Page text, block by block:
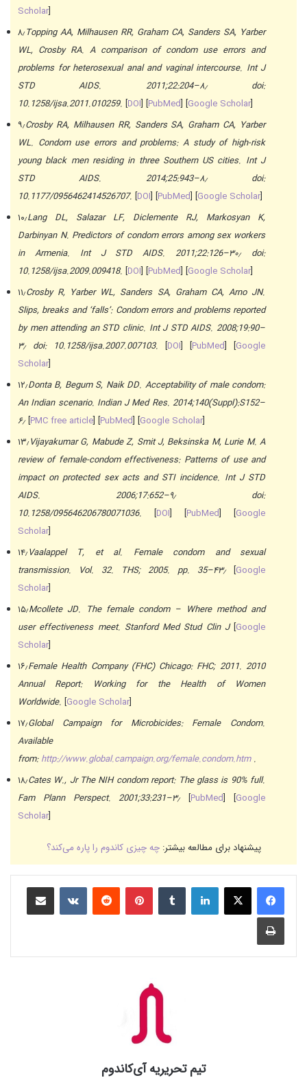
Scholar]
۸٫Topping AA, Milhausen RR, Graham CA, Sanders SA, Yarber
WL, Crosby RA. A comparison of condom use errors and
problems for heterosexual anal and vaginal intercourse. Int J
STD AIDS. 2011;22:204–۸٫ doi:
10.1258/ijsa.2011.010259. [DOI] [PubMed] [Google Scholar]
۹٫Crosby RA, Milhausen RR, Sanders SA, Graham CA, Yarber
WL. Condom use errors and problems: A study of high-risk
young black men residing in three Southern US cities. Int J
STD AIDS. 2014;25:943–۸٫ doi:
10.1177/0956462414526707. [DOI] [PubMed] [Google Scholar]
۱۰٫Lang DL, Salazar LF, Diclemente RJ, Markosyan K,
Darbinyan N. Predictors of condom errors among sex workers
in Armenia. Int J STD AIDS. 2011;22:126–۳۰٫ doi:
10.1258/ijsa.2009.009418. [DOI] [PubMed] [Google Scholar]
۱۱٫Crosby R, Yarber WL, Sanders SA, Graham CA, Arno JN.
Slips, breaks and ‘falls’: Condom errors and problems reported
by men attending an STD clinic. Int J STD AIDS. 2008;19:90–
۳٫ doi: 10.1258/ijsa.2007.007103. [DOI] [PubMed] [Google
Scholar]
۱۲٫Donta B, Begum S, Naik DD. Acceptability of male condom:
An Indian scenario. Indian J Med Res. 2014;140(Suppl):S152–
۶٫[PMC free article] [PubMed] [Google Scholar]
۱۳٫Vijayakumar G, Mabude Z, Smit J, Beksinska M, Lurie M. A
review of female-condom effectiveness: Patterns of use and
impact on protected sex acts and STI incidence. Int J STD
AIDS. 2006;17:652–۹٫ doi:
10.1258/095646206780071036. [DOI] [PubMed] [Google
Scholar]
۱۴٫Vaalappel T, et al. Female condom and sexual
transmission. Vol. 32. THS; 2005. pp. 35–۴۳٫[Google
Scholar]
۱۵٫Mcollete JD. The female condom – Where method and
user effectiveness meet. Stanford Med Stud Clin J [Google
Scholar]
۱۶٫Female Health Company (FHC) Chicago: FHC; 2011. 2010
Annual Report: Working for the Health of Women
Worldwide. [Google Scholar]
۱۷٫Global Campaign for Microbicides: Female Condom.
Available
from:http://www.global.campaign.org/female.condom.htm.
۱۸٫Cates W., Jr The NIH condom report: The glass is 90% full.
Fam Plann Perspect. 2001;33:231–۳٫[PubMed] [Google
Scholar]
پیشنهاد برای مطالعه بیشتر:چه چیزی کاندوم را پاره می‌کند؟
لینکدین ‫پین‌ترست ‫رددیت
چاپ
تیم تحریریه آی‌کاندوم